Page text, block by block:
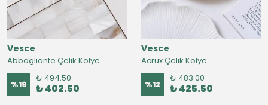
Vesce
Abbagliante Çelik Kolye
%19
₺ 494.50
₺ 402.50
Vesce
Acrux Çelik Kolye
%12
₺ 483.00
₺ 425.50